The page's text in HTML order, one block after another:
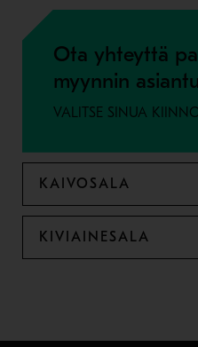
Ota yhteyttä
myynnin
VALITSE SINUA
KAIVOSALA
KIVIAINESALA